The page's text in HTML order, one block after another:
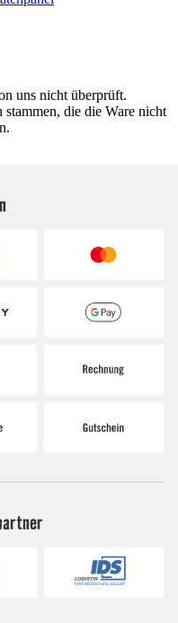
uns nicht überprüft.
die die Ware nicht